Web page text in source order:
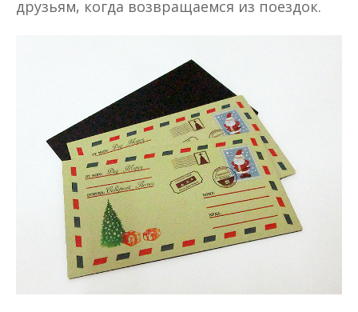
друзьям, когда возвращаемся из поездок.